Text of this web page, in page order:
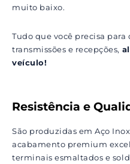
muito baixo.
Tudo que você precisa
transmissões e recepções,
veículo!
Resistência e
São produzidas em Aço
acabamento premium
terminais esmaltados e